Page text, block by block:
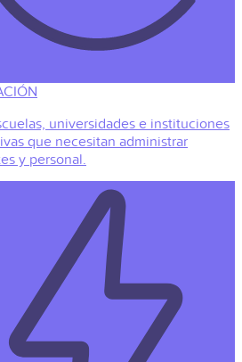
universidades e instituciones
que necesitan administrar
y personal.